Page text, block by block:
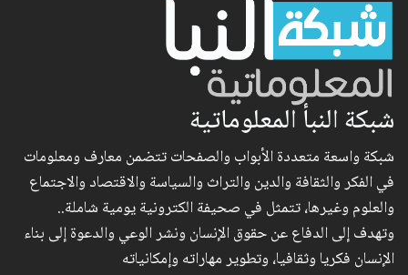
شبكة النبأ المعلوماتية
شبكة واسعة متعددة الأبواب والصفحات تتضمن معارف ومعلومات
في الفكر والثقافة والدين والتراث والسياسة والاقتصاد والاجتماع
والعلوم وغيرها، تتمثل في صحيفة الكترونية يومية شاملة..
وتهدف إلى الدفاع عن حقوق الإنسان ونشر الوعي والدعوة إلى بناء
الإنسان فكريا وثقافيا، وتطوير مهاراته وإمكانياته